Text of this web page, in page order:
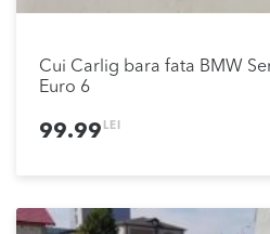
Cui Carlig bara fata BMW
Euro 6
99.99 LEI